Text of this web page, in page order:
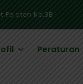
Pejaten No.3B
Peraturan